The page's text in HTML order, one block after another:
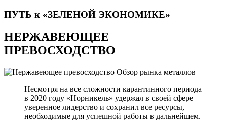
ПУТЬ к «ЗЕЛЕНОЙ ЭКОНОМИКЕ»
НЕРЖАВЕЮЩЕЕ
ПРЕВОСХОДСТВО
Обзор рынка металлов
Несмотря на все сложности карантинного периода
в 2020 году «Норникель» удержал в своей сфере
уверенное лидерство и сохранил все ресурсы,
необходимые для успешной работы в дальнейшем.